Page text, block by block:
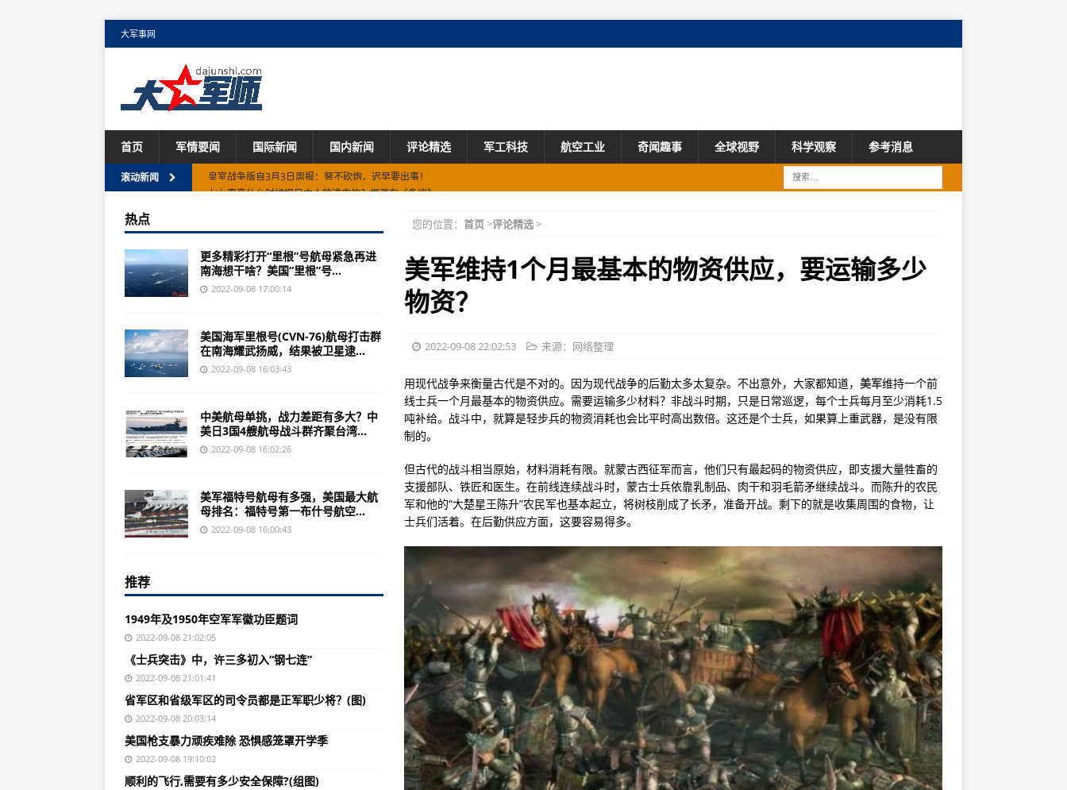
大军事网
首页 军情要闻 国际新闻 国内新闻 评论精选 军工科技 航空工业 奇闻趣事 全球视野 科学观察 参考消息
滚动新闻
七七事变什么时候把日本人放进来的？根源在《条约》
美国小伙受训命丧“地狱周”2022年1月(组图)
台湾防务部门：特种部队会是我们武力解决台湾问题的“先手”
战舰少女R安卓下载苹果暂无游戏简介小米游戏战舰
陆军步兵学院期待你的到来！学院简介(组图)
中共永嘉县委领导下王国桢等带领武装农民在莲花心暴动
除这17公里 其余受“9·5”泸定地震影响国省干线已全线畅通
【稳中求进@高质量发展】祖国正北方 “绿色”进行时
8日0—12时，四川泸州新增无症状感染者3例，轨迹公布
经次生灾害排查未出现较大险情 受地震影响地方正积极恢复正常社会秩序
9月7日贵阳新增1例确诊病例及13例无症状感染者 详情公布
福建圣杯屿水下考古首日 数百年前瓷器露真容
《战舰世界》汉普郡战役任务即将开启限时任务开放领取
《皇室战争》各竞技场开局全貌皇家竞技场太有感了
美军F-35隐身战斗机交付速度依旧要超过中国歼20
1949年及1950年空军军徽功臣题词
“空中美男”战斗机的发展背景‘震国利器’(图)
中国预警机航母“山东号”入列：从空警-2000开始
AT-802U30亿美元是什么概念？美军特种作战司令部
您的位置： 首页>评论精选>
美军维持1个月最基本的物资供应，要运输多少
物资？
2022-09-08 22:02:53 来源：网络整理
用现代战争来衡量古代是不对的。因为现代战争的后勤太多太复杂。不出意外，大家都知道， 美军维持一个前
线士兵一个月最基本的物资供应。需要运输多少材料？非战斗时期，只是日常巡逻，每个士兵每月至少消耗1.5
吨补给。战斗中，就算是轻步兵的物资消耗也会比平时高出数倍。这还是个士兵，如果算上重武器，是没有限
制的。
但古代的战斗相当原始，材料消耗有限。就蒙古西征军而言，他们只有最起码的物资供应，即支援大量牲畜的
支援部队、铁匠和医生。在前线连续战斗时，蒙古士兵依靠乳制品、肉干和羽毛箭矛继续战斗。而陈升的农民
军和他的“大楚星王陈升”农民军也基本起立，将树枝削成了长矛，准备开战。剩下的就是收集周围的食物，让
士兵们活着。在后勤供应方面，这要容易得多。
热点
更多精彩打开“里根”号航母紧急再进
南海想干啥？美国“里根”号...
2022-09-08 17:00:14
美国海军里根号(CVN-76)航母打击群
在南海耀武扬威，结果被卫星逮...
2022-09-08 16:03:43
中美航母单挑，战力差距有多大？中
美日3国4艘航母战斗群齐聚台湾...
2022-09-08 16:02:26
美军福特号航母有多强，美国最大航
母排名：福特号第一布什号航空...
2022-09-08 16:00:43
推荐
1949年及1950年空军军徽功臣题词
2022-09-08 21:02:05
《士兵突击》中，许三多初入“钢七连”
2022-09-08 21:01:41
省军区和省级军区的司令员都是正军职少将？(图)
2022-09-08 20:03:14
美国枪支暴力顽疾难除 恐惧感笼罩开学季
2022-09-08 19:10:02
顺利的飞行,需要有多少安全保障?(组图)